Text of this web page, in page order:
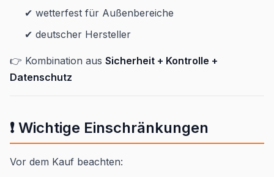
✔ wetterfest für Außenbereiche
✔ deutscher Hersteller
👉 Kombination aus Sicherheit + Kontrolle +
Datenschutz
❗ Wichtige Einschränkungen
Vor dem Kauf beachten: